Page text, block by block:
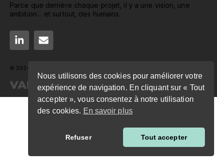
Parce que derrière chaque projet, il y a une vision, une
ambition… et surtout, des humains.
© 2026 Mathieu Varin. Tous droits réservés.
Nous utilisons des cookies pour améliorer votre
expérience de navigation. En cliquant sur « Tout
accepter », vous consentez à notre utilisation
des cookies. En savoir plus
Refuser Tout accepter